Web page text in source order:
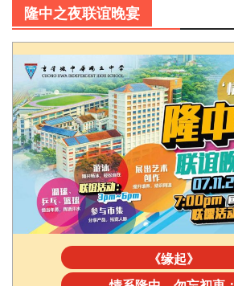
隆中之夜联谊晚宴
《缘起》